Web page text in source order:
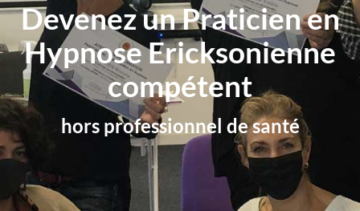
Devenez un Praticien en
Hypnose Ericksonienne
compétent
hors professionnel de santé